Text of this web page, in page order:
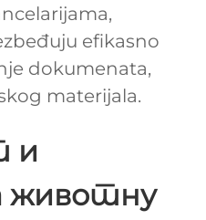
efikasno
dokumenata,
materijala.
и
животну